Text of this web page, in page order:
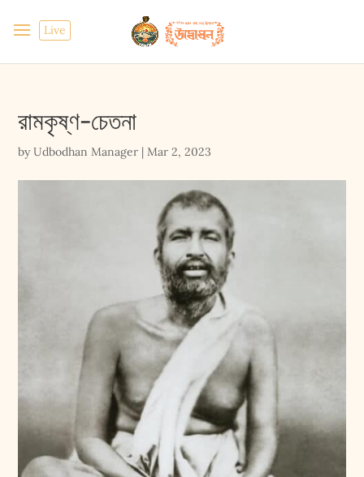
Live
রামকৃষ্ণ-চেতনা
byUdbodhan Manager |Mar 2, 2023